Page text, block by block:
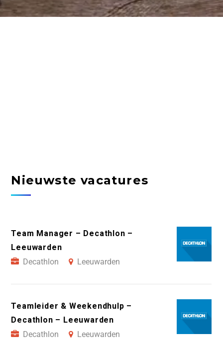
Nieuwste vacatures
Team Manager – Decathlon –
Leeuwarden
Decathlon
Leeuwarden
Teamleider & Weekendhulp –
Decathlon – Leeuwarden
Decathlon
Leeuwarden